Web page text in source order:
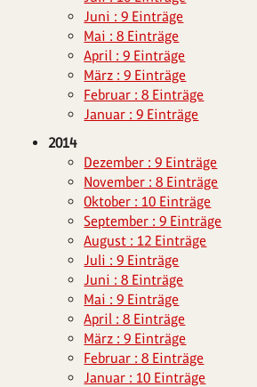
Juni : 9 Einträge
Mai : 8 Einträge
April : 9 Einträge
März : 9 Einträge
Februar : 8 Einträge
Januar : 9 Einträge
2014
Dezember : 9 Einträge
November : 8 Einträge
Oktober : 10 Einträge
September : 9 Einträge
August : 12 Einträge
Juli : 9 Einträge
Juni : 8 Einträge
Mai : 9 Einträge
April : 8 Einträge
März : 9 Einträge
Februar : 8 Einträge
Januar : 10 Einträge